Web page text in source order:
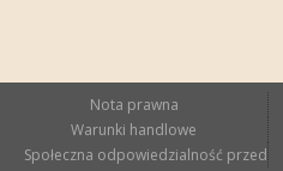
Nota prawna
Warunki handlowe
Społeczna odpowiedzialność